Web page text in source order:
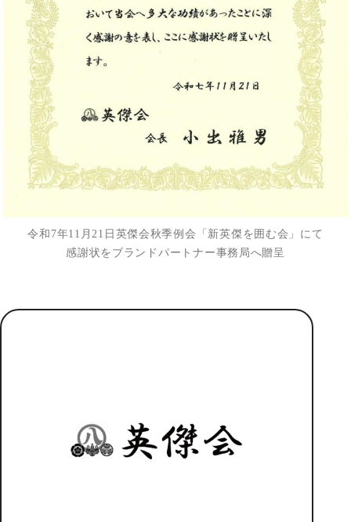
令和7年11月21日英傑会秋季例会「新英傑を囲む会」にて
感謝状をブランドパートナー事務局へ贈呈